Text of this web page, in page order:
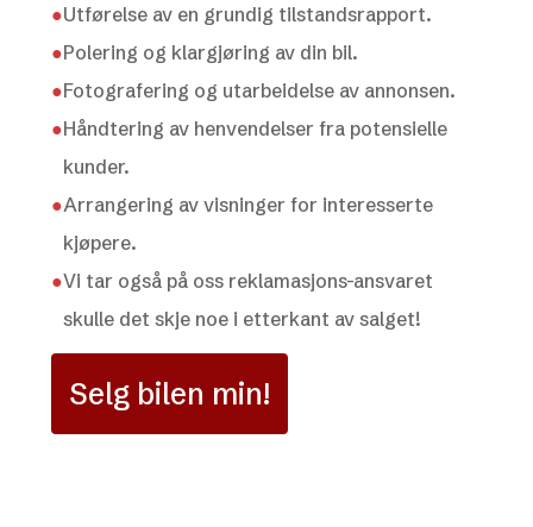
●Utførelse av en grundig tilstandsrapport.
●Polering og klargjøring av din bil.
●Fotografering og utarbeidelse av annonsen.
●Håndtering av henvendelser fra potensielle
kunder.
●Arrangering av visninger for interesserte
kjøpere.
●Vi tar også på oss reklamasjons-ansvaret
skulle det skje noe i etterkant av salget!
Selg bilen min!